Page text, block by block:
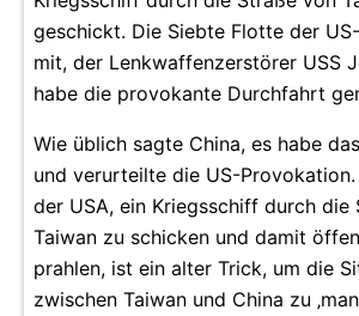
geschickt. Die Siebte Flotte der
mit, der Lenkwaffenzerstörer USS
habe die provokante Durchfahrt
Wie üblich sagte China, es habe
und verurteilte die US-Provokation.
der USA, ein Kriegsschiff durch die
Taiwan zu schicken und damit
prahlen, ist ein alter Trick, um die
zwischen Taiwan und China zu